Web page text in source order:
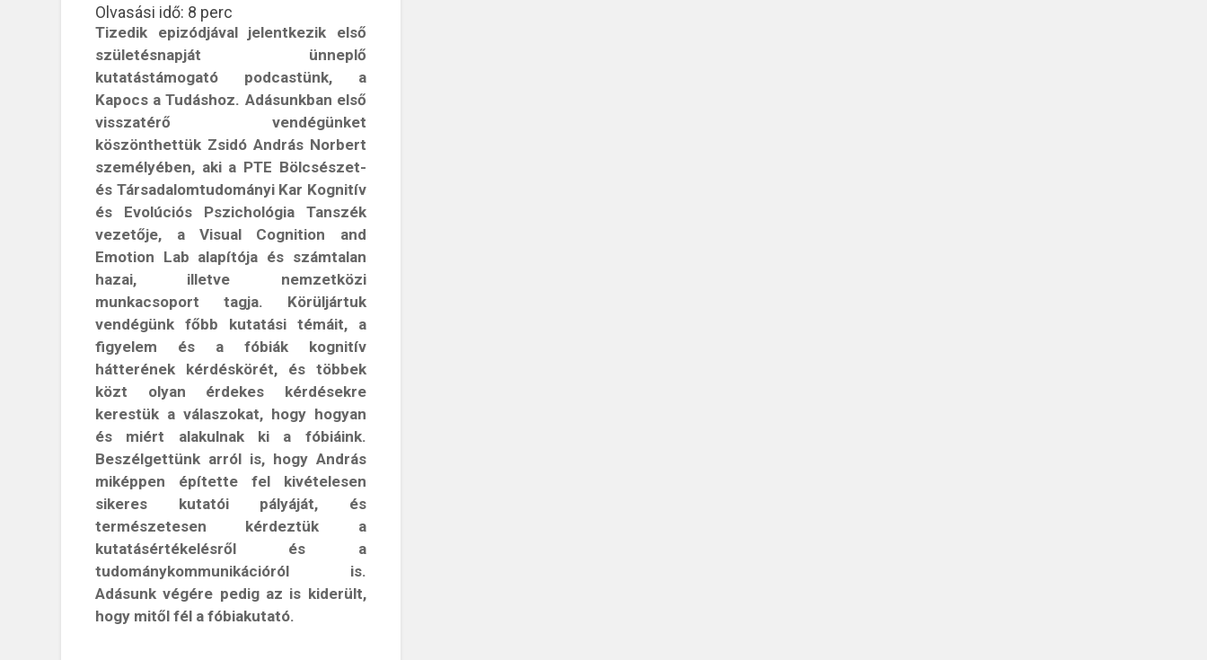
Olvasási idő: 8 perc
Tizedik epizódjával jelentkezik első
születésnapját ünneplő
kutatástámogató podcastünk, a
Kapocs a Tudáshoz. Adásunkban első
visszatérő vendégünket
köszönthettük Zsidó András Norbert
személyében, aki a PTE Bölcsészet-
és Társadalomtudományi Kar Kognitív
és Evolúciós Pszichológia Tanszék
vezetője, a Visual Cognition and
Emotion Lab alapítója és számtalan
hazai, illetve nemzetközi
munkacsoport tagja. Körüljártuk
vendégünk főbb kutatási témáit, a
figyelem és a fóbiák kognitív
hátterének kérdéskörét, és többek
közt olyan érdekes kérdésekre
kerestük a válaszokat, hogy hogyan
és miért alakulnak ki a fóbiáink.
Beszélgettünk arról is, hogy András
miképpen építette fel kivételesen
sikeres kutatói pályáját, és
természetesen kérdeztük a
kutatásértékelésről és a
tudománykommunikációról is.
Adásunk végére pedig az is kiderült,
hogy mitől fél a fóbiakutató.